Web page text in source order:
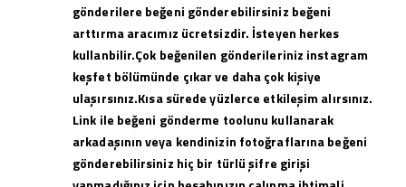
gönderilere beğeni gönderebilirsiniz beğeni
arttırma aracımız ücretsizdir. İsteyen herkes
kullanbilir.Çok beğenilen gönderileriniz instagram
keşfet bölümünde çıkar ve daha çok kişiye
ulaşırsınız.Kısa sürede yüzlerce etkileşim alırsınız.
Link ile beğeni gönderme toolunu kullanarak
arkadaşının veya kendinizin fotoğraflarına beğeni
gönderebilirsiniz hiç bir türlü şifre girişi